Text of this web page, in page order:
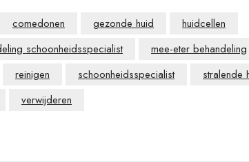
comedonen gezonde huid
huidcellen
schoonheidsspecialist
mee-eter behandeling
reinigen schoonheidsspecialist stralende
verwijderen